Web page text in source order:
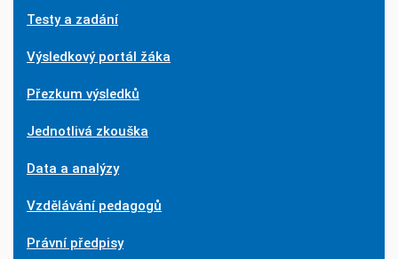
Testy a zadání
Výsledkový portál žáka
Přezkum výsledků
Jednotlivá zkouška
Data a analýzy
Vzdělávání pedagogů
Právní předpisy